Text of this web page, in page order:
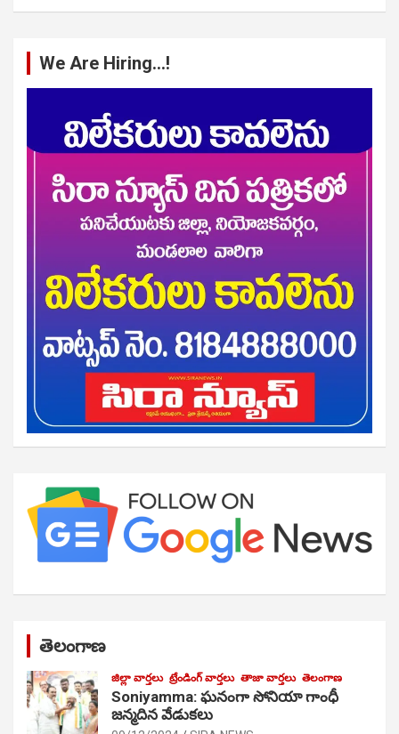
We Are Hiring…!
తెలంగాణ
జిల్లా వార్తలు ట్రేండింగ్ వార్తలు తాజా వార్తలు తెలంగాణ
Soniyamma: ఘ‌నంగా సోనియా గాంధీ
జ‌న్మ‌దిన వేడుక‌లు